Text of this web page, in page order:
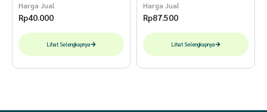
Harga Jual
Rp40.000
Lihat Selengkapnya
Harga Jual
Rp87.500
Lihat Selengkapnya